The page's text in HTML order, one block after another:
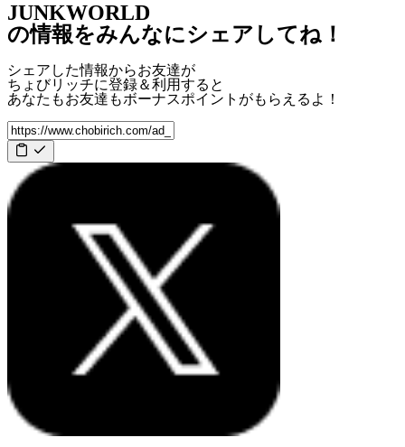
JUNKWORLD
の情報をみんなにシェアしてね！
シェアした情報からお友達が
ちょびリッチに登録＆利用すると
あなたもお友達もボーナスポイント がもらえるよ！